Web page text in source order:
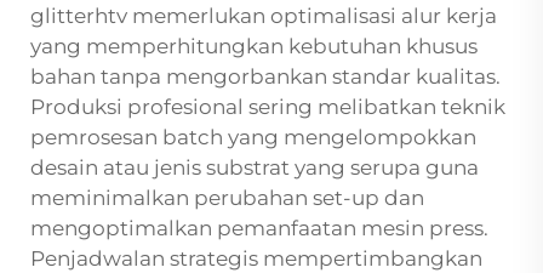
glitterhtv memerlukan optimalisasi alur kerja
yang memperhitungkan kebutuhan khusus
bahan tanpa mengorbankan standar kualitas.
Produksi profesional sering melibatkan teknik
pemrosesan batch yang mengelompokkan
desain atau jenis substrat yang serupa guna
meminimalkan perubahan set-up dan
mengoptimalkan pemanfaatan mesin press.
Penjadwalan strategis mempertimbangkan